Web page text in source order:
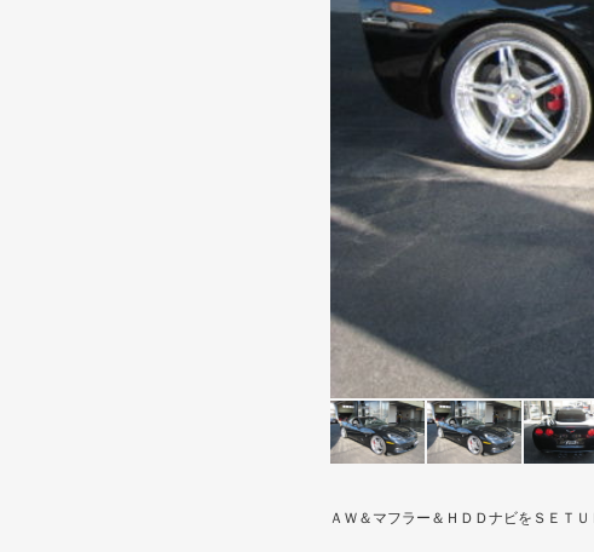
ＡＷ＆マフラー＆ＨＤＤナビをＳＥＴＵ